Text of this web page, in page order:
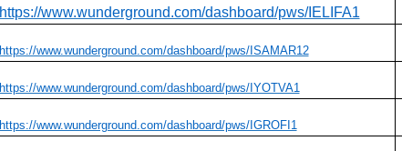
https://www.wunderground.com/dashboard/pws/IELIFA1
https://www.wunderground.com/dashboard/pws/ISAMAR12
https://www.wunderground.com/dashboard/pws/IYOTVA1
https://www.wunderground.com/dashboard/pws/IGROFI1